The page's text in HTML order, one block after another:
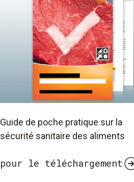
Guide de poche pratique sur la
sécurité sanitaire des aliments
pour le téléchargement